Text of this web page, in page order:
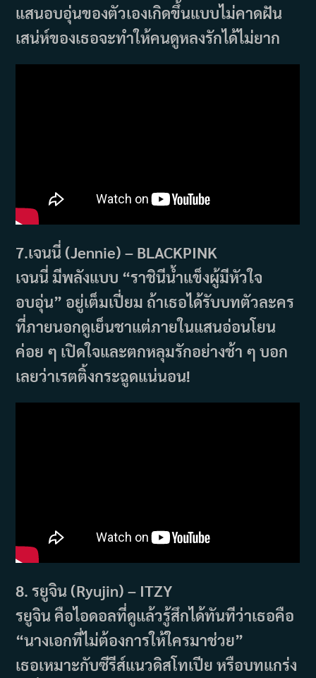
แสนอบอุ่นของตัวเองเกิดขึ้นแบบไม่คาดฝัน
เสน่ห์ของเธอจะทำให้คนดูหลงรักได้ไม่ยาก
7.เจนนี่ (Jennie) – BLACKPINK
เจนนี่ มีพลังแบบ “ราชินีน้ำแข็งผู้มีหัวใจ
อบอุ่น” อยู่เต็มเปี่ยม ถ้าเธอได้รับบทตัวละคร
ที่ภายนอกดูเย็นชาแต่ภายในแสนอ่อนโยน
ค่อย ๆ เปิดใจและตกหลุมรักอย่างช้า ๆ บอก
เลยว่าเรตติ้งกระฉูดแน่นอน!
8. รยูจิน (Ryujin) – ITZY
รยูจิน คือไอดอลที่ดูแล้วรู้สึกได้ทันทีว่าเธอคือ
“นางเอกที่ไม่ต้องการให้ใครมาช่วย”
เธอเหมาะกับซีรีส์แนวดิสโทเปีย หรือบทแกร่ง